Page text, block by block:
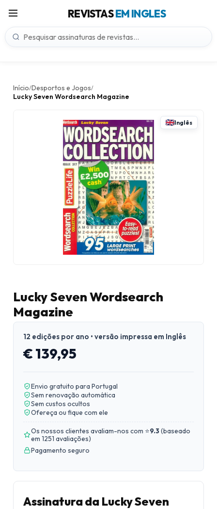
REVISTASEM INGLES
Início/Desportos e Jogos/
Lucky Seven Wordsearch Magazine
Inglês
Lucky Seven Wordsearch
Magazine
12 edições por ano • versão impressa em Inglês
€ 139,95
Envio gratuito para Portugal
Sem renovação automática
Sem custos ocultos
Ofereça ou fique com ele
Os nossos clientes avaliam-nos com ⭐9.3(baseado
em 1251 avaliações)
Pagamento seguro
Assinatura da Lucky Seven